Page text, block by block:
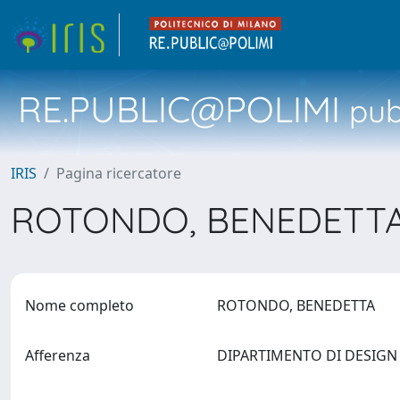
RE.PUBLIC@POLIMI
IRIS Pagina ricercatore
ROTONDO,
Nome completo ROTONDO, BENEDETTA
Afferenza DIPARTIMENTO DI